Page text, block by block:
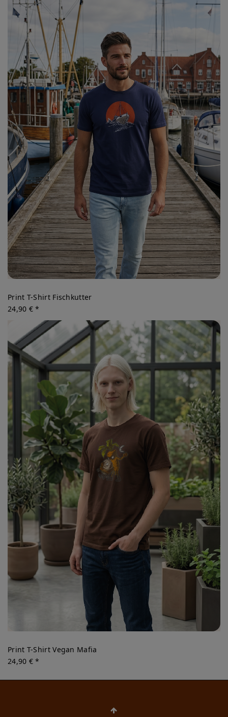
Print T-Shirt Fischkutter
24,90 € *
Print T-Shirt Vegan Mafia
24,90 € *